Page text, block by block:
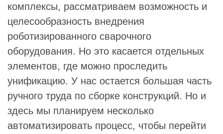
комплексы, рассматриваем возможность и
целесообразность внедрения
роботизированного сварочного
оборудования. Но это касается отдельных
элементов, где можно проследить
унификацию. У нас остается большая часть
ручного труда по сборке конструкций. Но и
здесь мы планируем несколько
автоматизировать процесс, чтобы перейти